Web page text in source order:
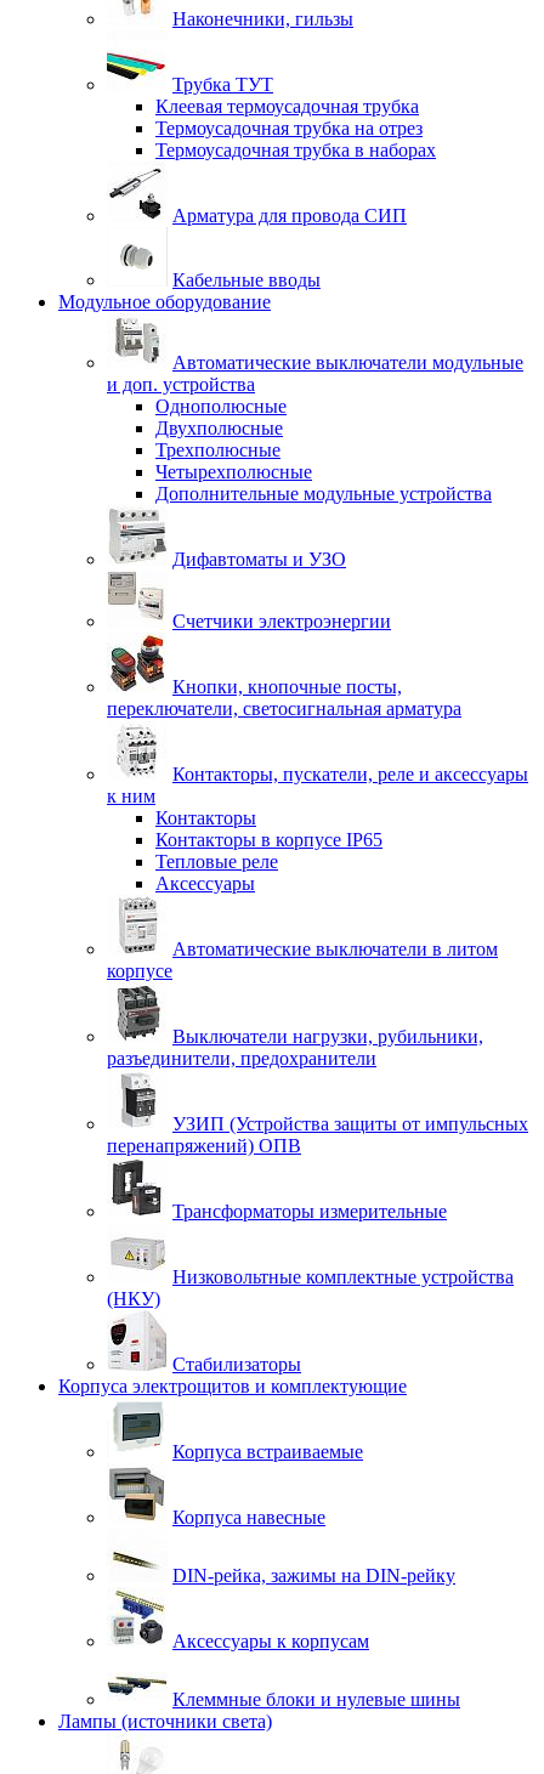
Наконечники, гильзы
Трубка ТУТ
Клеевая термоусадочная трубка
Термоусадочная трубка на отрез
Термоусадочная трубка в наборах
Арматура для провода СИП
Кабельные вводы
Модульное оборудование
Автоматические выключатели модульные
и доп. устройства
Однополюсные
Двухполюсные
Трехполюсные
Четырехполюсные
Дополнительные модульные устройства
Дифавтоматы и УЗО
Счетчики электроэнергии
Кнопки, кнопочные посты,
переключатели, светосигнальная арматура
Контакторы, пускатели, реле и аксессуары
к ним
Контакторы
Контакторы в корпусе IP65
Тепловые реле
Аксессуары
Автоматические выключатели в литом
корпусе
Выключатели нагрузки, рубильники,
разъединители, предохранители
УЗИП (Устройства защиты от импульсных
перенапряжений) ОПВ
Трансформаторы измерительные
Низковольтные комплектные устройства
(НКУ)
Стабилизаторы
Корпуса электрощитов и комплектующие
Корпуса встраиваемые
Корпуса навесные
DIN-рейка, зажимы на DIN-рейку
Аксессуары к корпусам
Клеммные блоки и нулевые шины
Лампы (источники света)